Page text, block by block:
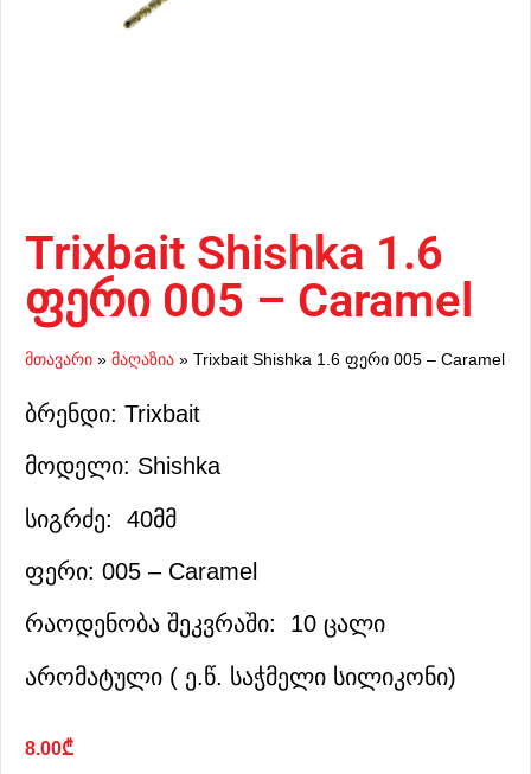
Trixbait Shishka 1.6
ფერი 005 – Caramel
მთავარი » მაღაზია » Trixbait Shishka 1.6 ფერი 005 – Caramel
ბრენდი: Trixbait
მოდელი: Shishka
სიგრძე: 40მმ
ფერი: 005 – Caramel
რაოდენობა შეკვრაში: 10 ცალი
არომატული ( ე.წ. საჭმელი სილიკონი)
8.00₾